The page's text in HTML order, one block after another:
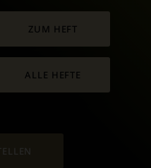
ZUM HEFT
ALLE HEFTE